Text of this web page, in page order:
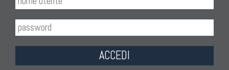
Arazzi E Ricami
TAPPETI PER ARREDAMENTO
ACCEDI